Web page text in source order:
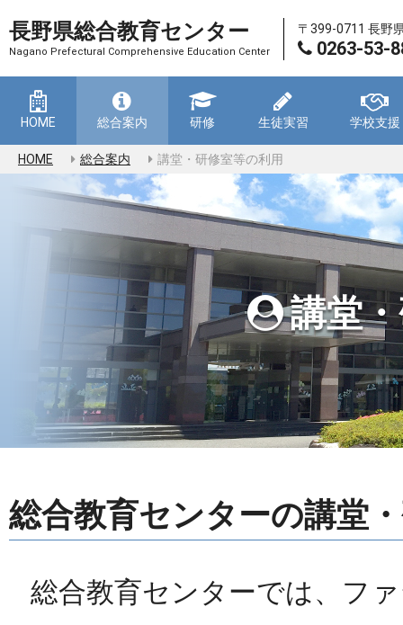
長野県総合教育センター
Nagano Prefectural Comprehensive Education Center
〒399-0711 長野
0263-53-
HOME 総合案内 研修 生徒実習 学校支援
HOME 総合案内 講堂・研修室等の利用
講堂
総合教育センターの講堂
総合教育センターでは、フ